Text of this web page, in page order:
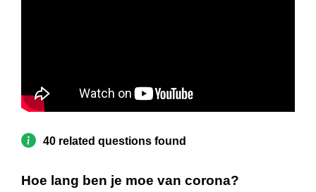
40 related questions found
Hoe lang ben je moe van corona?